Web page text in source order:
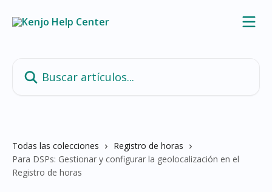
Todas las colecciones
Registro de horas
Para DSPs: Gestionar y configurar la geolocalización en el
Registro de horas